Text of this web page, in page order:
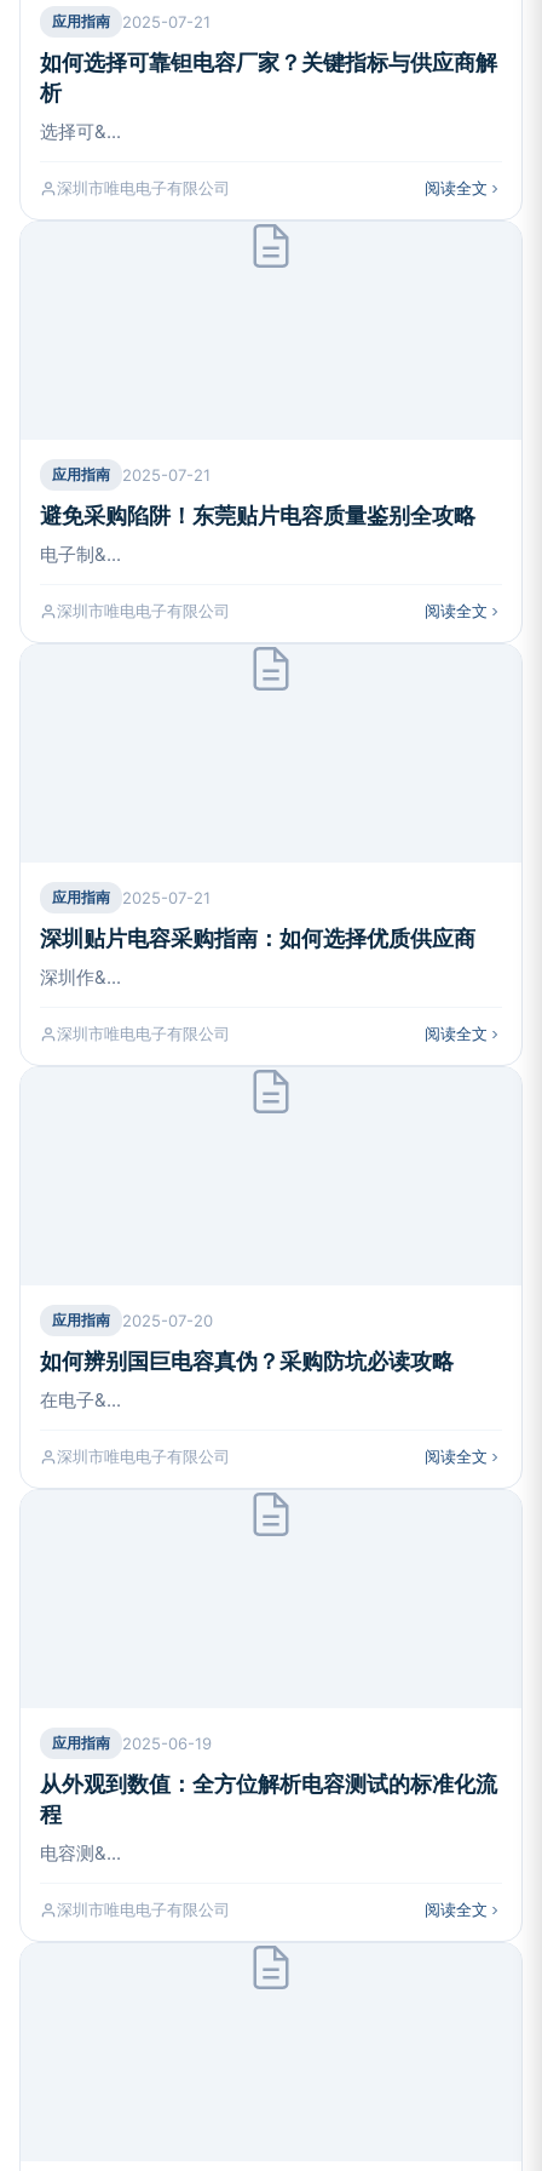
应用指南 2025-07-21
如何选择可靠钽电容厂家？关键指标与供应商解
析
选择可&...
深圳市唯电电子有限公司 阅读全文
应用指南 2025-07-21
避免采购陷阱！东莞贴片电容质量鉴别全攻略
电子制&...
深圳市唯电电子有限公司 阅读全文
应用指南 2025-07-21
深圳贴片电容采购指南：如何选择优质供应商
深圳作&...
深圳市唯电电子有限公司 阅读全文
应用指南 2025-07-20
如何辨别国巨电容真伪？采购防坑必读攻略
在电子&...
深圳市唯电电子有限公司 阅读全文
应用指南 2025-06-19
从外观到数值：全方位解析电容测试的标准化流
程
电容测&...
深圳市唯电电子有限公司 阅读全文